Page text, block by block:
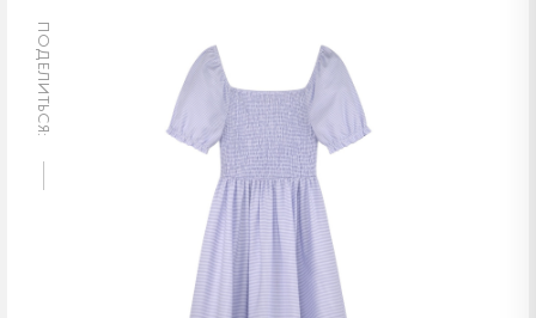
ПОДЕЛИТЬСЯ: